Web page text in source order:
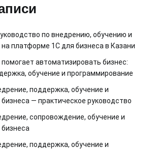
по внедрению, обучению и
платформе 1С для бизнеса в Казани
автоматизировать бизнес:
обучение и программирование
поддержка, обучение и
— практическое руководство
сопровождение, обучение и
поддержка, обучение и